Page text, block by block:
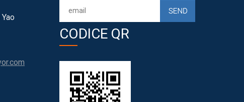
CODICE QR